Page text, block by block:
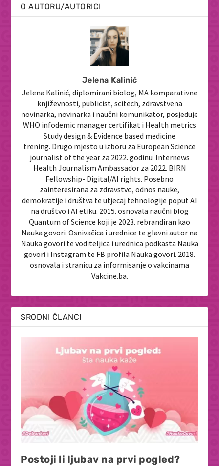
O AUTORU/AUTORICI
Jelena Kalinić
Jelena Kalinić, diplomirani biolog, MA komparativne
književnosti, publicist, scitech, zdravstvena
novinarka, novinarka i naučni komunikator, posjeduje
WHO infodemic manager certifikat i Health metrics
Study design & Evidence based medicine
trening. Drugo mjesto u izboru za European Science
journalist of the year za 2022. godinu. Internews
Health Journalism Ambassador za 2022. BIRN
Fellowship- Digital/AI rights. Posebno
zainteresirana za zdravstvo, odnos nauke,
demokratije i društva te utjecaj tehnologije poput AI
na društvo i AI etiku. 2015. osnovala naučni blog
Quantum of Science koji je 2023. rebrandiran kao
Nauka govori. Osnivačica i urednice te glavni autor na
Nauka govori te voditeljica i urednica podkasta Nauka
govori i Instagram te FB profila Nauka govori. 2018.
osnovala i stranicu za informisanje o vakcinama
Vakcine.ba.
SRODNI ČLANCI
Postoji li ljubav na prvi pogled?